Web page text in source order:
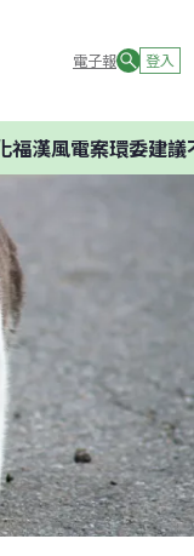
電子報 登入
風電案環委建議不應